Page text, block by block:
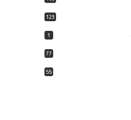
123
1
77
55